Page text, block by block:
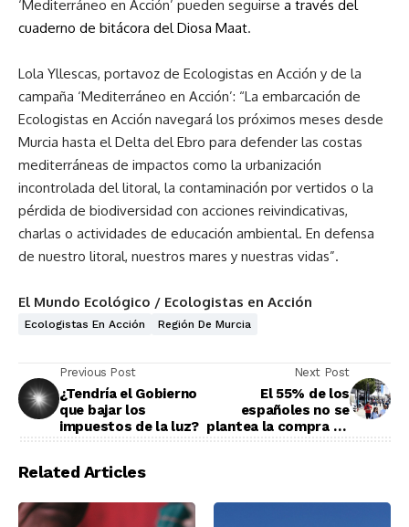
‘Mediterráneo en Acción’ pueden seguirse a través del
cuaderno de bitácora del Diosa Maat.
Lola Yllescas, portavoz de Ecologistas en Acción y de la
campaña ‘Mediterráneo en Acción’: “La embarcación de
Ecologistas en Acción navegará los próximos meses desde
Murcia hasta el Delta del Ebro para defender las costas
mediterráneas de impactos como la urbanización
incontrolada del litoral, la contaminación por vertidos o la
pérdida de biodiversidad con acciones reivindicativas,
charlas o actividades de educación ambiental. En defensa
de nuestro litoral, nuestros mares y nuestras vidas”.
El Mundo Ecológico / Ecologistas en Acción
Ecologistas En Acción Región De Murcia
Previous Post
¿Tendría el Gobierno
que bajar los
impuestos de la luz?
Next Post
El 55% de los
españoles no se
plantea la compra de
Related Articles